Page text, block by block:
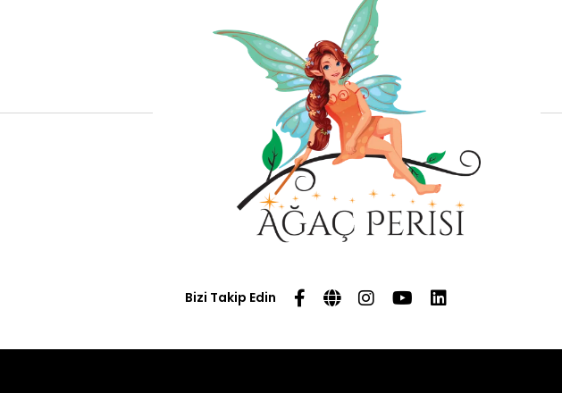
Bizi Takip Edin